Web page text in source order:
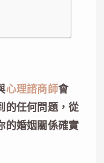
心理諮商師會
的任何問題，從
的婚姻關係確實